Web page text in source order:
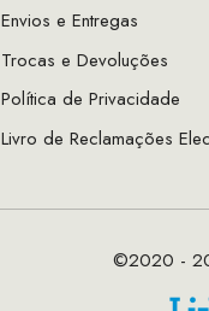
Envios e Entregas
Trocas e Devoluções
Política de Privacidade
Livro de Reclamações
©2020 -